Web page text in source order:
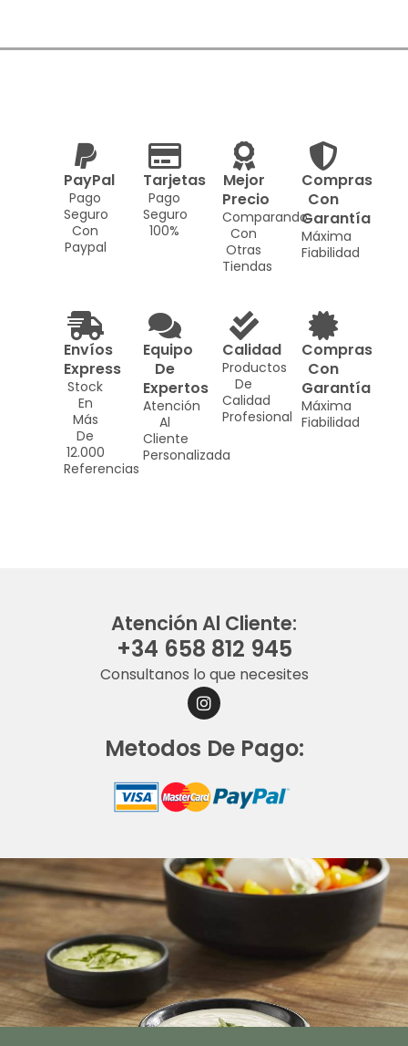
PayPal
Pago
Seguro
Con
Paypal
Tarjetas
Pago
Seguro
100%
Mejor
Precio
Comparando
Con
Otras
Tiendas
Compras
Con
Garantía
Máxima
Fiabilidad
Envíos
Express
Stock
En
Más
De
12.000
Referencias
Equipo
De
Expertos
Atención
Al
Cliente
Personalizada
Calidad
Productos
De
Calidad
Profesional
Compras
Con
Garantía
Máxima
Fiabilidad
Atención Al Cliente:
+34 658 812 945
Consultanos lo que necesites
I
N
S
G
R
Metodos De Pago: